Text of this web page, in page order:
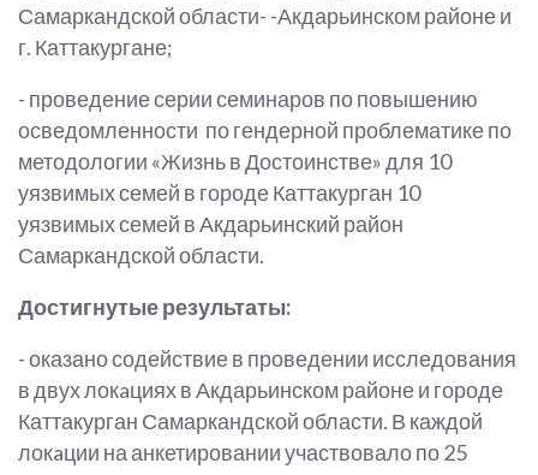
Самаркандской области- -Акдарьинском районе и
г. Каттакургане;
- проведение серии семинаров по повышению
осведомленности по гендерной проблематике по
методологии «Жизнь в Достоинстве» для 10
уязвимых семей в городе Каттакурган 10
уязвимых семей в Акдарьинский район
Самаркандской области.
Достигнутые результаты:
- оказано содействие в проведении исследования
в двух локaциях в Акдарьинском районе и городе
Каттакурган Самаркандской области. В каждой
локaции на анкетировании участвовало по 25